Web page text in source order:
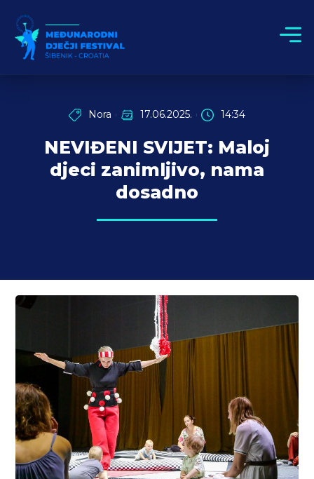
Nora 17.06.2025. 14:34
NEVIĐENI SVIJET: Maloj
djeci zanimljivo, nama
dosadno